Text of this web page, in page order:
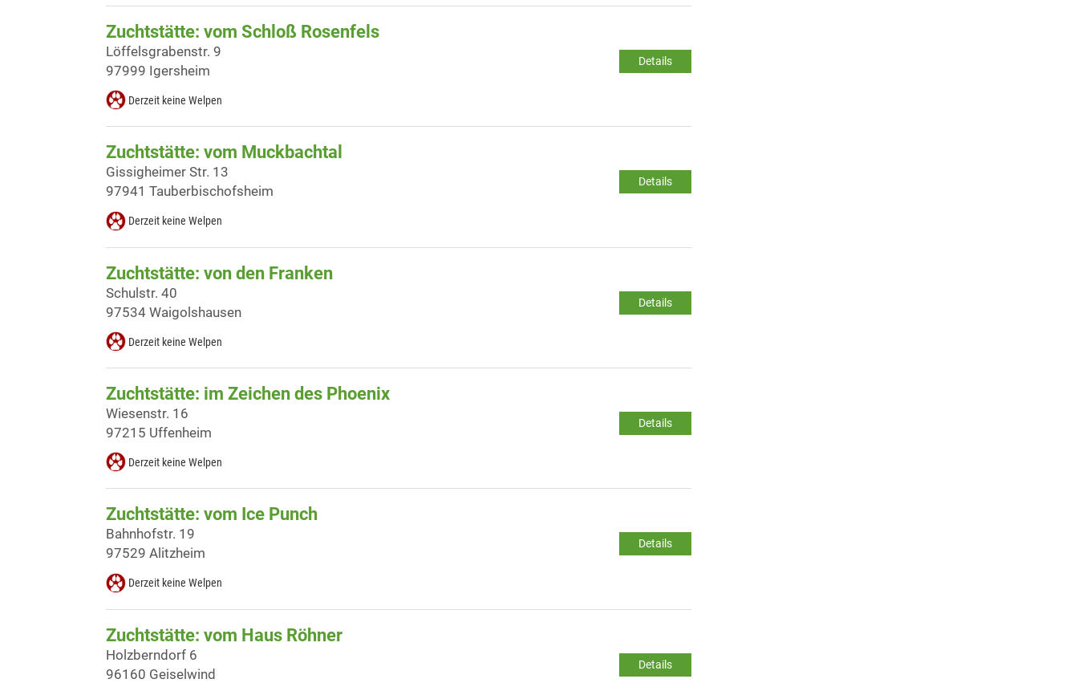
Zuchtstätte: vom Schloß Rosenfels
Details
Löffelsgrabenstr. 9
97999 Igersheim
Derzeit keine Welpen
Zuchtstätte: vom Muckbachtal
Details
Gissigheimer Str. 13
97941 Tauberbischofsheim
Derzeit keine Welpen
Zuchtstätte: von den Franken
Details
Schulstr. 40
97534 Waigolshausen
Derzeit keine Welpen
Zuchtstätte: im Zeichen des Phoenix
Details
Wiesenstr. 16
97215 Uffenheim
Derzeit keine Welpen
Zuchtstätte: vom Ice Punch
Details
Bahnhofstr. 19
97529 Alitzheim
Derzeit keine Welpen
Zuchtstätte: vom Haus Röhner
Details
Holzberndorf 6
96160 Geiselwind